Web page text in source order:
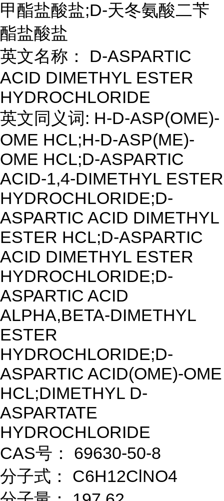
甲酯盐酸盐;D-天冬氨酸二苄
酯盐酸盐
英文名称： D-ASPARTIC
ACID DIMETHYL ESTER
HYDROCHLORIDE
英文同义词: H-D-ASP(OME)-
OME HCL;H-D-ASP(ME)-
OME HCL;D-ASPARTIC
ACID-1,4-DIMETHYL ESTER
HYDROCHLORIDE;D-
ASPARTIC ACID DIMETHYL
ESTER HCL;D-ASPARTIC
ACID DIMETHYL ESTER
HYDROCHLORIDE;D-
ASPARTIC ACID
ALPHA,BETA-DIMETHYL
ESTER
HYDROCHLORIDE;D-
ASPARTIC ACID(OME)-OME
HCL;DIMETHYL D-
ASPARTATE
HYDROCHLORIDE
CAS号： 69630-50-8
分子式： C6H12ClNO4